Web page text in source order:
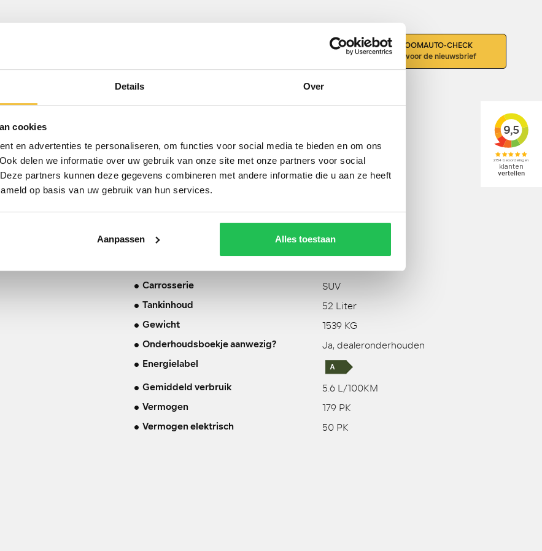
Details Over
cookies
en advertenties te personaliseren, om functies voor social media te bieden en om ons
delen we informatie over uw gebruik van onze site met onze partners voor social
partners kunnen deze gegevens combineren met andere informatie die u aan ze heeft
op basis van uw gebruik van hun services.
Aanpassen Alles toestaan
DOE DE DROOMAUTO-CHECK
Schrijf je in voor de nieuwsbrief
BTW/Marge Marge
Aantal cilinders
230 PK
100% onderhouden? ja
Carrosserie SUV
Tankinhoud 52 Liter
Gewicht 1539 KG
Onderhoudsboekje aanwezig? Ja, dealeronderhouden
Energielabel
Gemiddeld verbruik 5.6 L/100KM
Vermogen 179 PK
Vermogen elektrisch 50 PK